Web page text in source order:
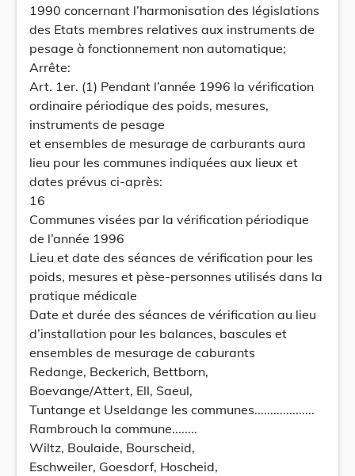
1990 concernant l’harmonisation des législations
des Etats membres relatives aux instruments de
pesage à fonctionnement non automatique;
Arrête:
Art. 1er. (1) Pendant l’année 1996 la vérification
ordinaire périodique des poids, mesures,
instruments de pesage
et ensembles de mesurage de carburants aura
lieu pour les communes indiquées aux lieux et
dates prévus ci-après:
16
Communes visées par la vérification périodique
de l’année 1996
Lieu et date des séances de vérification pour les
poids, mesures et pèse-personnes utilisés dans la
pratique médicale
Date et durée des séances de vérification au lieu
d’installation pour les balances, bascules et
ensembles de mesurage de caburants
Redange, Beckerich, Bettborn,
Boevange/Attert, Ell, Saeul,
Tuntange et Useldange les communes...................
Rambrouch la commune........
Wiltz, Boulaide, Bourscheid,
Eschweiler, Goesdorf, Hoscheid,